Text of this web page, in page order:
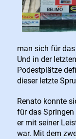
man sich für
Und in der
Podestplätze
dieser letzte
Renato konnte
für das
er mit seiner
war. Mit dem